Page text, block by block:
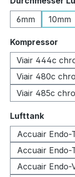
6mm
10mm
Kompressor
Viair 444c
Viair 480c
Viair 485c
Lufttank
Accuair Endo-
Accuair Endo-
Accuair Endo-